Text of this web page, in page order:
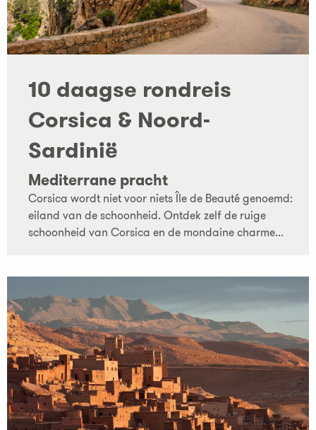
10 daagse rondreis
Corsica & Noord-
Sardinië
Mediterrane pracht
Corsica wordt niet voor niets Île de Beauté genoemd:
eiland van de schoonheid. Ontdek zelf de ruige
schoonheid van Corsica en de mondaine charme...